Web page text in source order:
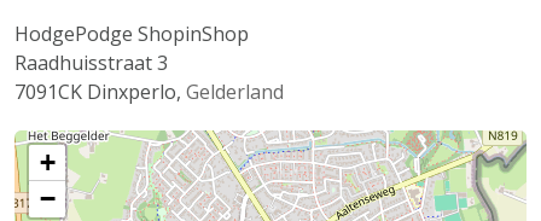
HodgePodge ShopinShop
Raadhuisstraat 3
7091CK Dinxperlo, Gelderland
+
−